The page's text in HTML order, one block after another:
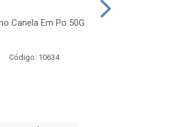
Canela Em Po 50G
Código: 10634